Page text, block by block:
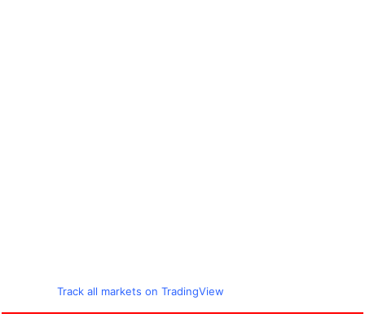
Track all markets on TradingView